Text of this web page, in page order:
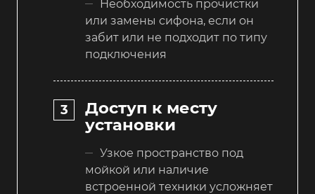
Необходимость прочистки
или замены сифона, если он
забит или не подходит по типу
подключения
Доступ к месту
установки
Узкое пространство под
мойкой или наличие
встроенной техники усложняет